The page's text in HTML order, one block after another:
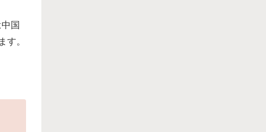
国
す。